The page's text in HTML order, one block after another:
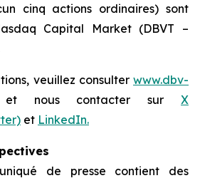
cinq actions ordinaires) sont
Capital Market (DBVT –
veuillez consulter www.dbv-
nous contacter sur X
et LinkedIn.
de presse contient des